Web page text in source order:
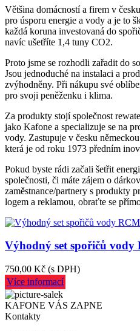
Většina domácností a firem v
pro úsporu energie a vody a je to
každá koruna investovaná do
navíc ušetříte 1,4 tuny CO2.
Proto jsme se rozhodli zařadit do
Jsou jednoduché na instalaci a
zvýhodněny. Při nákupu své
pro svoji peněženku i klima.
Za produkty stojí společnost
jako Kafone a specializuje se na
vody. Zastupuje v česku
která je od roku 1973 předním
Pokud byste rádi začali šetřit
společnosti, či máte zájem o
zaměstnance/partnery s produkty
logem a reklamou, obraťte se
Výhodný set spořičů
750,00 Kč (s DPH)
Více informací
KAFONE VÁS ZAPNE
Kontakty